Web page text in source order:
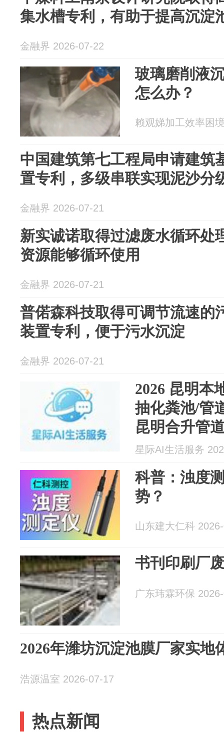
集水槽专利，有助于提高沉淀
金融界 2026-07-22
玻璃磨削液
怎么办？
赖观娣加工效率困
中国建筑第七工程局申请建筑
置专利，多级串联实现泥沙分
金融界 2026-07-21
新实诚诺取得过滤废水循环处
资源能够循环使用
金融界 2026-07-21
普偌森科技取得可调节流速的
装置专利，便于污水沉淀
金融界 2026-07-21
2026 昆明本
抽化粪池/管
昆明合升管
时上门抽化
星际AI生活服务
科普：浊度
势？
山东建大仁科
书刊印刷厂
广东玮霖环保
2026年潍坊沉淀池膜厂家实地
浩源温室 2026-07-17
热点新闻